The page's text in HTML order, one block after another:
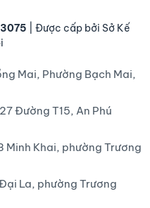
| Được cấp bởi Sở Kế
Mai, Phường Bạch Mai,
Đường T15, An Phú
Minh Khai, phường Trương
La, phường Trương